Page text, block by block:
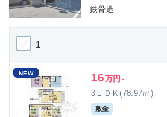
鉄骨造
1
NEW 16万円 -
3ＬＤＫ(78.97㎡)
敷金 -